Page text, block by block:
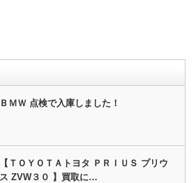
ＢＭＷ 点検で入庫しました！
【ＴＯＹＯＴＡトヨタ ＰＲＩＵＳ プリウ
ス ZVW３０ 】買取に…